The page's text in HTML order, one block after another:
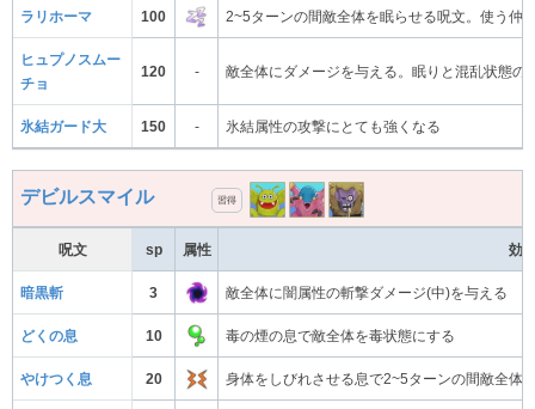
ラリホーマ 100 2~5ターンの間敵全体を眠らせる呪文。使う仲
ヒュプノスムー
チョ
120 - 敵全体にダメージを与える。眠りと混乱状態の
氷結ガード大 150 - 氷結属性の攻撃にとても強くなる
デビルスマイル 習得
呪文 sp 属性 効
暗黒斬 3 敵全体に闇属性の斬撃ダメージ(中)を与える
どくの息 10 毒の煙の息で敵全体を毒状態にする
やけつく息 20 身体をしびれさせる息で2~5ターンの間敵全体